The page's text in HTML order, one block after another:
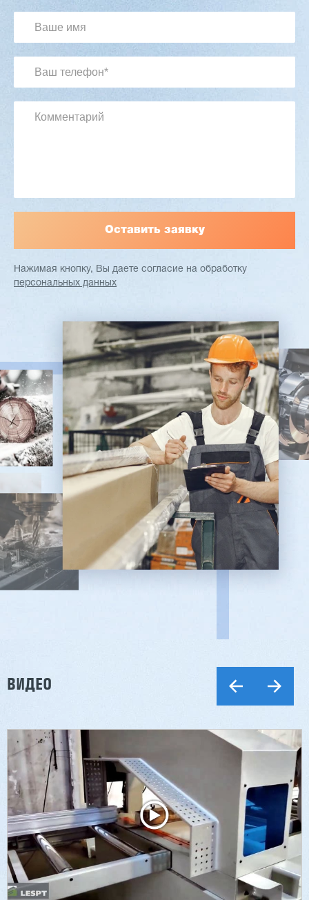
2 432 000 ₽
Артикул: 3090
Толщина шпона: 1,0 - 3,0 мм
Нажимая кнопку, Вы даете согласие на обработку
персональных данных
ВИДЕО